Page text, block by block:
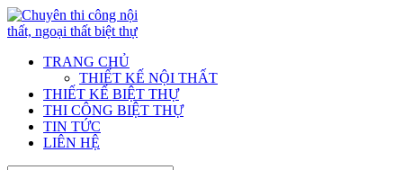
TRANG CHỦ
THIẾT KẾ NỘI THẤT
THIẾT KẾ BIỆT THỰ
THI CÔNG BIỆT THỰ
TIN TỨC
LIÊN HỆ